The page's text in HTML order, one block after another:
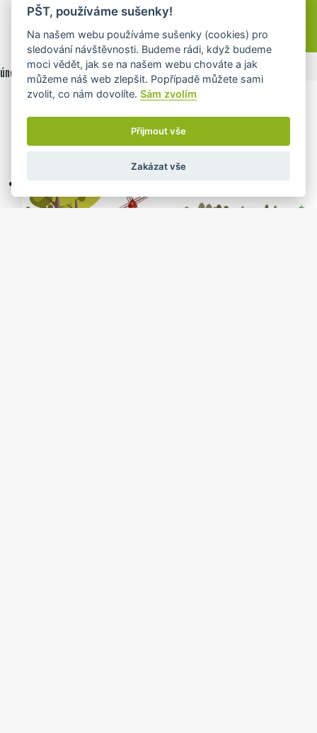
Jablunkov, knihovna
únor 2026
PŠT, používáme sušenky!
Na našem webu používáme sušenky (cookies) pro
sledování návštěvnosti. Budeme rádi, když budeme
moci vědět, jak se na našem webu chováte a jak
můžeme náš web zlepšit. Popřípadě můžete sami
zvolit, co nám dovolíte.Sám zvolím
Přijmout vše
Zakázat vše